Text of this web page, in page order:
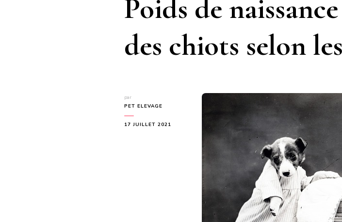
Poids de
des chiots selon
par
PET ELEVAGE
17 JUILLET 2021